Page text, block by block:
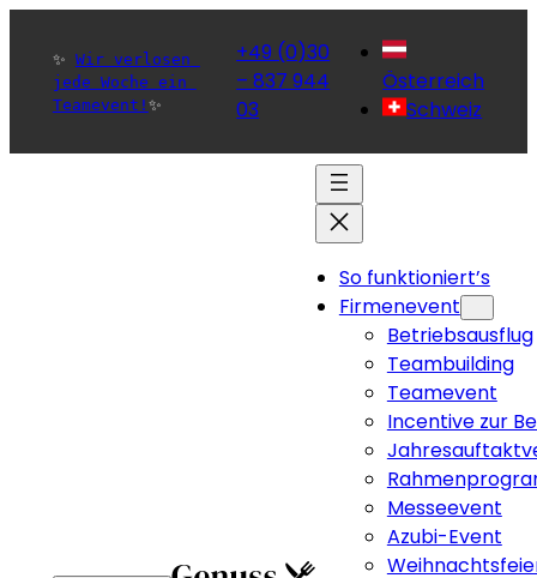
✨ Wir verlosen
jede Woche ein
Teamevent! ✨
+49 (0)30
– 837 944
03
Österreich
Schweiz
So funktioniert’s
Firmenevent
Betriebsausflug
Teambuilding
Teamevent
Incentive zur
Messeevent
Azubi-Event